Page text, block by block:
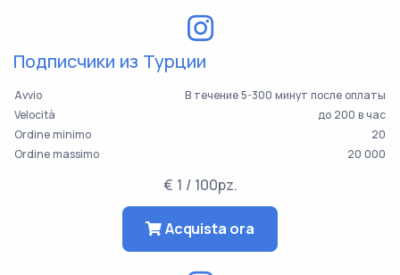
Подписчики из Турции
Avvio
В течение 5-300 минут после оплаты
Velocità
до 200 в час
Ordine minimo
20
Ordine massimo
20 000
€ 1 / 100pz.
Acquista ora